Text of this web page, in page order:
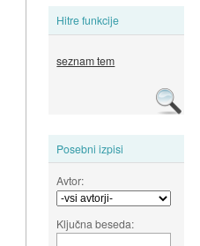
Hitre funkcije
seznam tem
Posebni izpisi
Avtor:
Ključna beseda: